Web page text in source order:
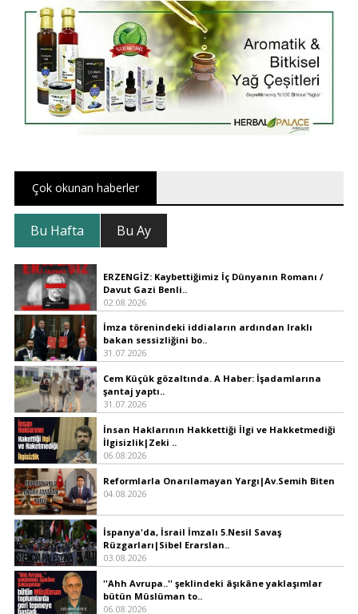
Çok okunan haberler
Bu Hafta Bu Ay
ERZENGİZ: Kaybettiğimiz İç Dünyanın Romanı /
Davut Gazi Benli..
02.08.2026
İmza törenindeki iddiaların ardından Iraklı
bakan sessizliğini bo..
31.07.2026
Cem Küçük gözaltında. A Haber: İşadamlarına
şantaj yaptı..
31.07.2026
İnsan Haklarının Hakkettiği İlgi ve Hakketmediği
İlgisizlik|Zeki ..
06.08.2026
Reformlarla Onarılamayan Yargı|Av.Semih Biten
04.08.2026
İspanya'da, İsrail İmzalı 5.Nesil Savaş
Rüzgarları|Sibel Erarslan..
03.08.2026
''Ahh Avrupa..'' şeklindeki âşıkâne yaklaşımlar
bütün Müslüman to..
06.08.2026